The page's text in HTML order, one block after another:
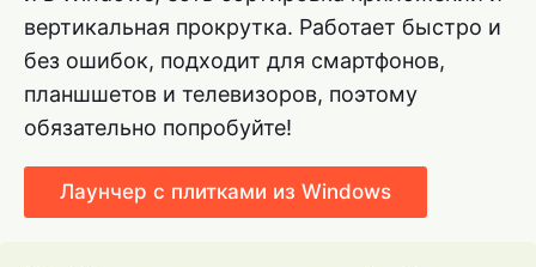
вертикальная прокрутка. Работает быстро и
без ошибок, подходит для смартфонов,
планшшетов и телевизоров, поэтому
обязательно попробуйте!
Лаунчер с плитками из Windows